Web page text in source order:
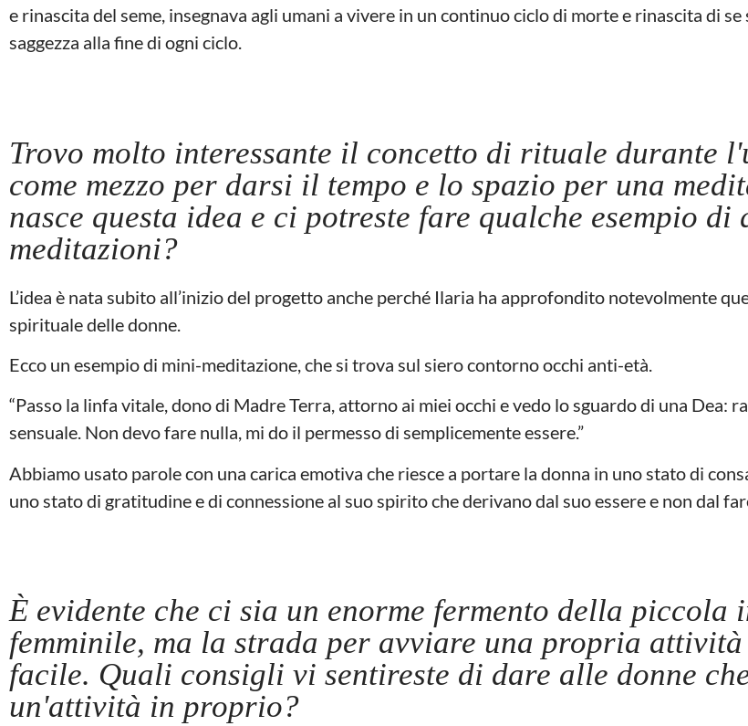
e rinascita del seme, insegnava agli umani a vivere in un continuo ciclo di morte e rinascita di
saggezza alla fine di ogni ciclo.
Trovo molto interessante il concetto di rituale durante
come mezzo per darsi il tempo e lo spazio per una
nasce questa idea e ci potreste fare qualche esempio di
meditazioni?
L’idea è nata subito all’inizio del progetto anche perché Ilaria ha approfondito notevolmente
spirituale delle donne.
Ecco un esempio di mini-meditazione, che si trova sul siero contorno occhi anti-età.
“Passo la linfa vitale, dono di Madre Terra, attorno ai miei occhi e vedo lo sguardo di una Dea:
sensuale. Non devo fare nulla, mi do il permesso di semplicemente essere.”
Abbiamo usato parole con una carica emotiva che riesce a portare la donna in uno stato di
uno stato di gratitudine e di connessione al suo spirito che derivano dal suo essere e non dal
È evidente che ci sia un enorme fermento della piccola
femminile, ma la strada per avviare una propria attività
facile. Quali consigli vi sentireste di dare alle donne
un'attività in proprio?